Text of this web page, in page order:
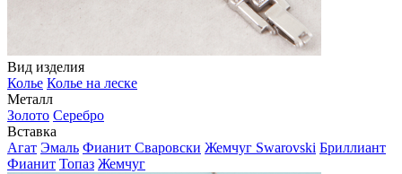
Вид изделия
Колье Колье на леске
Металл
Золото Серебро
Вставка
Агат Эмаль Фианит Сваровски Жемчуг Swarovski Бриллиант
Фианит Топаз Жемчуг